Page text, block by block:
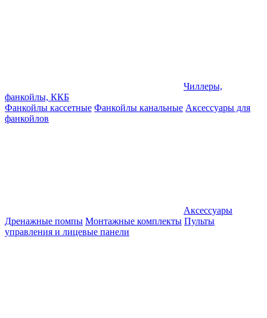
Чиллеры,
фанкойлы, ККБ
Фанкойлы кассетные Фанкойлы канальные Аксессуары для
фанкойлов
Аксессуары
Дренажные помпы Монтажные комплекты Пульты
управления и лицевые панели